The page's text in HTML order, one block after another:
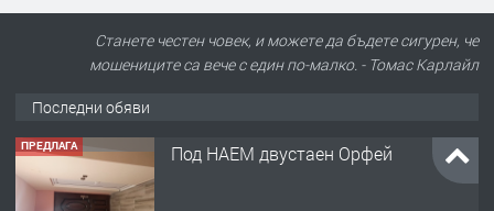
Станете честен човек, и можете да бъдете сигурен, че
мошениците са вече с един по-малко. - Томас Карлайл
Последни обяви
ПРЕДЛАГА Под НАЕМ двустаен Орфей